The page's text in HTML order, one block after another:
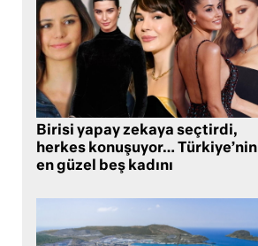
Birisi yapay zekaya seçtirdi,
herkes konuşuyor… Türkiye’nin
en güzel beş kadını